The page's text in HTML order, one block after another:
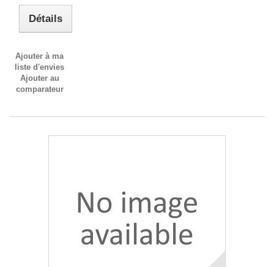
Détails
Ajouter à ma
liste d'envies
Ajouter au
comparateur